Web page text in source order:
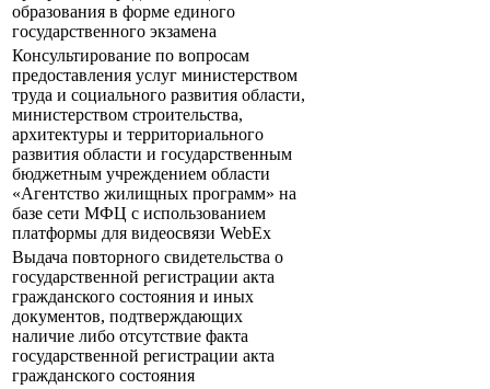
образования в форме единого
государственного экзамена
Консультирование по вопросам
предоставления услуг министерством
труда и социального развития области,
министерством строительства,
архитектуры и территориального
развития области и государственным
бюджетным учреждением области
«Агентство жилищных программ» на
базе сети МФЦ с использованием
платформы для видеосвязи WebEx
Выдача повторного свидетельства о
государственной регистрации акта
гражданского состояния и иных
документов, подтверждающих
наличие либо отсутствие факта
государственной регистрации акта
гражданского состояния